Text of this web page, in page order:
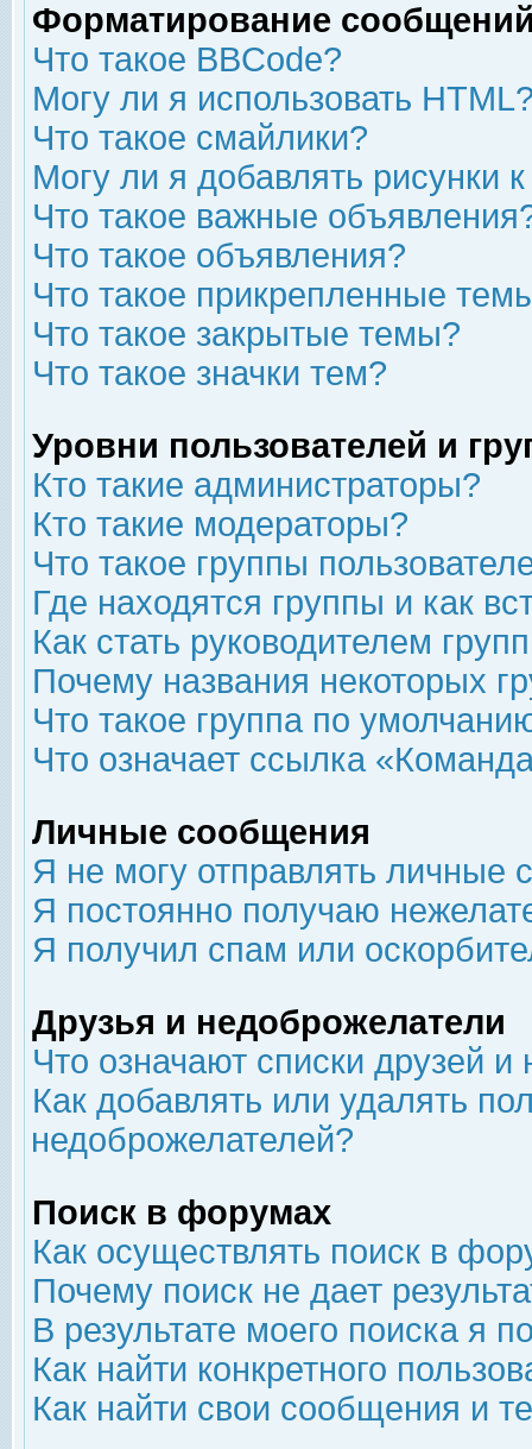
Форматирование
Что такое BBCode?
Могу ли я использовать
Что такое смайлики?
Могу ли я добавлять рисунки
Что такое важные
Что такое объявления?
Что такое прикрепленные
Что такое закрытые темы?
Что такое значки тем?
Уровни пользователей и
Кто такие администраторы?
Кто такие модераторы?
Что такое группы
Где находятся группы и как
Как стать руководителем
Почему названия некоторых
Что такое группа по
Что означает ссылка
Личные сообщения
Я не могу отправлять личные
Я постоянно получаю
Я получил спам или
Друзья и недоброжелатели
Что означают списки друзей
Как добавлять или удалять
недоброжелателей?
Поиск в форумах
Как осуществлять поиск в
Почему поиск не дает
В результате моего поиска я
Как найти конкретного
Как найти свои сообщения и